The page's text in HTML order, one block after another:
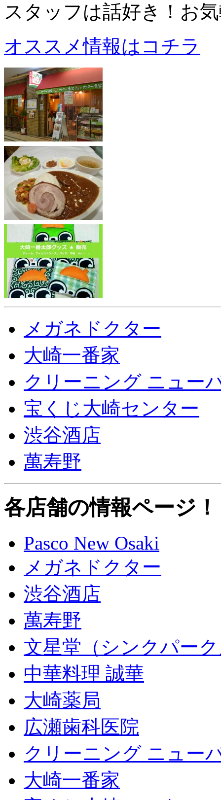
スタッフは話好き！お
オススメ情報はコチラ
メガネドクター
大崎一番家
クリーニング ニュー
宝くじ大崎センター
渋谷酒店
萬寿野
各店舗の情報ページ！
Pasco New Osaki
メガネドクター
渋谷酒店
萬寿野
文星堂（シンクパー
中華料理 誠華
大崎薬局
広瀬歯科医院
クリーニング ニュー
大崎一番家